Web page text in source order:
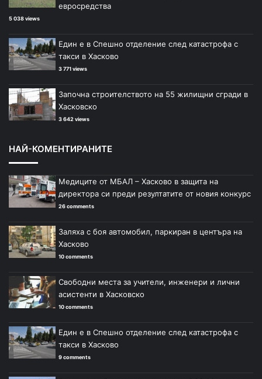
евросредства
5 038 views
Един е в Спешно отделение след катастрофа с
такси в Хасково
3 771 views
Започна строителството на 55 жилищни сгради в
Хасковско
3 642 views
НАЙ-КОМЕНТИРАНИТЕ
Медиците от МБАЛ – Хасково в защита на
директора си преди резултатите от новия конкурс
26 comments
Заляха с боя автомобил, паркиран в центъра на
Хасково
10 comments
Свободни места за учители, инженери и лични
асистенти в Хасковско
10 comments
Един е в Спешно отделение след катастрофа с
такси в Хасково
9 comments